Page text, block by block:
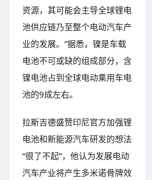
资源，其可能会主导全球锂电
池供应链乃至整个电动汽车产
业的发展。”据悉，镍是车载
电池不可或缺的组成部分，含
镍电池占到全球电动乘用车电
池的9成左右。
拉斯吉德盛赞印尼官方加强锂
电池和新能源汽车研发的想法
“很了不起”，他认为发展电动
汽车产业将产生多米诺骨牌效